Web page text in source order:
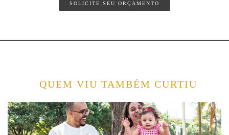
SOLICITE SEU ORÇAMENTO
QUEM VIU TAMBÉM CURTIU